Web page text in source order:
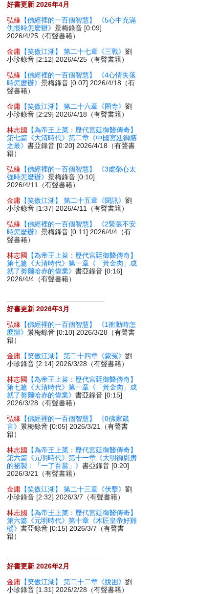
好書更新 2026年4月
弘緣 【佛經裡的一百個智慧】 《5心中充滿
仇恨時怎麽辦》景梅錄音 [0:09]
2026/4/25（有聲書籍）
金庸 【笑傲江湖】 第二十七章《三戰》劉
小珍錄音 [2:12] 2026/4/25（有聲書籍）
弘緣 【佛經裡的一百個智慧】 《4心情失落
時怎麽辦》景梅錄音 [0:07] 2026/4/18（有
聲書籍）
金庸 【笑傲江湖】 第二十六章《圍寺》劉
小珍錄音 [2:29] 2026/4/18（有聲書籍）
林志國
【為帝王上菜：歷代宮廷御醫傳奇】
第七篇《大清時代》第二章《中國宮廷御膳
之最》書亞錄音 [0:20] 2026/4/18（有聲書
籍）
弘緣 【佛經裡的一百個智慧】 《3虛榮心太
強時怎麼辦》景梅錄音 [0:10]
2026/4/11（有聲書籍）
金庸 【笑傲江湖】 第二十五章《聞訊》劉
小珍錄音 [1:37] 2026/4/11（有聲書籍）
弘緣 【佛經裡的一百個智慧】 《2緊張不安
時怎麼辦》景梅錄音 [0:11] 2026/4/4（有
聲書籍）
林志國
【為帝王上菜：歷代宮廷御醫傳奇】
第七篇《大清時代》第一章《「黃金肉」成
就了努爾哈赤的偉業》書亞錄音 [0:16]
2026/4/4（有聲書籍）
好書更新 2026年3月
弘緣 【佛經裡的一百個智慧】 《1衝動時怎
麼辦》景梅錄音 [0:10] 2026/3/28（有聲書
籍）
金庸 【笑傲江湖】 第二十四章《蒙冤》劉
小珍錄音 [2:14] 2026/3/28（有聲書籍）
林志國
【為帝王上菜：歷代宮廷御醫傳奇】
第七篇《大清時代》第一章《「黃金肉」成
就了努爾哈赤的偉業》書亞錄音 [0:15]
2026/3/28（有聲書籍）
弘緣 【佛經裡的一百個智慧】 《0佛家箴
言》景梅錄音 [0:05] 2026/3/21（有聲書
籍）
林志國
【為帝王上菜：歷代宮廷御醫傳奇】
第六篇《元明時代》第十一章《大明御廚房
的祕製：「一了百當」》書亞錄音 [0:20]
2026/3/21（有聲書籍）
金庸 【笑傲江湖】 第二十三章《伏擊》劉
小珍錄音 [2:32] 2026/3/7（有聲書籍）
林志國
【為帝王上菜：歷代宮廷御醫傳奇】
第六篇《元明時代》第十章《木匠皇帝好雞
樅》書亞錄音 [0:15] 2026/3/7（有聲書
籍）
好書更新 2026年2月
金庸 【笑傲江湖】 第二十二章《脫困》劉
小珍錄音 [1:31] 2026/2/28（有聲書籍）